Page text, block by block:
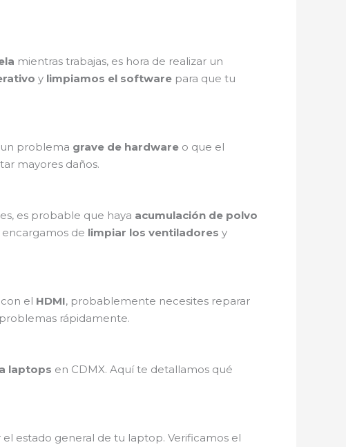
mientras trabajas, es hora de realizar un
y limpiamos el software para que tu
problema grave de hardware o que el
mayores daños.
es probable que haya acumulación de polvo
encargamos de limpiar los ventiladores y
el HDMI, probablemente necesites reparar
rápidamente.
laptops en CDMX. Aquí te detallamos qué
estado general de tu laptop. Verificamos el